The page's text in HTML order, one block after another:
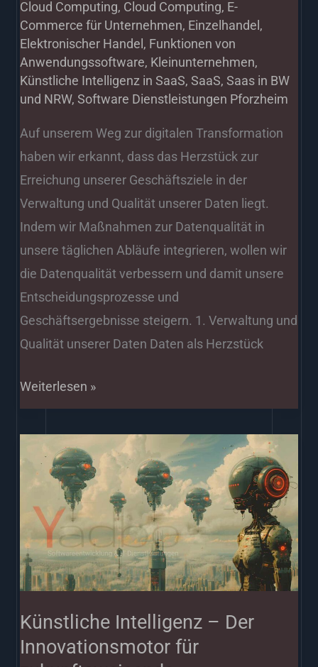
Cloud Computing, Cloud Computing, E-
Commerce für Unternehmen, Einzelhandel,
Elektronischer Handel, Funktionen von
Anwendungssoftware, Kleinunternehmen,
Künstliche Intelligenz in SaaS,SaaS,Saas in BW
und NRW,Software Dienstleistungen Pforzheim
Auf unserem Weg zur digitalen Transformation
haben wir erkannt, dass das Herzstück zur
Erreichung unserer Geschäftsziele in der
Verwaltung und Qualität unserer Daten liegt.
Indem wir Maßnahmen zur Datenqualität in
unsere täglichen Abläufe integrieren, wollen wir
die Datenqualität verbessern und damit unsere
Entscheidungsprozesse und
Geschäftsergebnisse steigern. 1. Verwaltung und
Qualität unserer Daten Daten als Herzstück
Weiterlesen »
Künstliche Intelligenz – Der
Innovationsmotor für
Künstliche
Intelligenz
Der
Innovationsmotor
für
zukunftsweisende